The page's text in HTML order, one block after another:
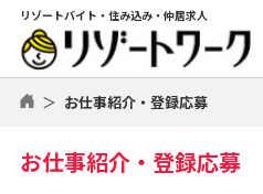
リゾートバイト・住み込み・仲居求人
お仕事紹介・登録応募
お仕事紹介・登録応募